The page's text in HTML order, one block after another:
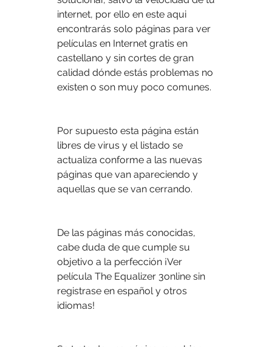
internet, por ello en este aqui
encontrarás solo páginas para ver
películas en Internet gratis en
castellano y sin cortes de gran
calidad dónde estás problemas no
existen o son muy poco comunes.
Por supuesto esta página están
libres de virus y el listado se
actualiza conforme a las nuevas
páginas que van apareciendo y
aquellas que se van cerrando.
De las páginas más conocidas,
cabe duda de que cumple su
objetivo a la perfección ¡Ver
película The Equalizer 3online sin
registrase en español y otros
idiomas!